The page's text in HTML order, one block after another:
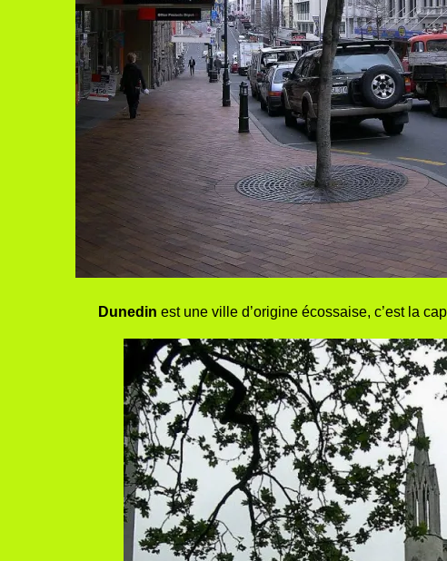
Dunedin est une ville d’origine écossaise, c’est la